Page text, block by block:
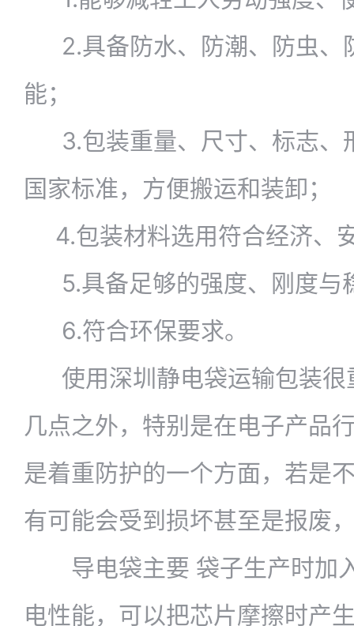
2.具备防水、防潮、防虫、
能；
3.包装重量、尺寸、标志、
国家标准，方便搬运和装卸；
4.包装材料选用符合经济、
5.具备足够的强度、刚度与
6.符合环保要求。
使用深圳静电袋运输包装很
几点之外，特别是在电子产品
是着重防护的一个方面，若是
有可能会受到损坏甚至是报废
导电袋主要 袋子生产时加
电性能，可以把芯片摩擦时产